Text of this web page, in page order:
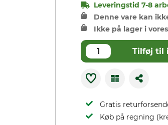
Leveringstid 7-8
Denne vare kan
Ikke på lager i
Tilføj til
Gratis
Køb på regning